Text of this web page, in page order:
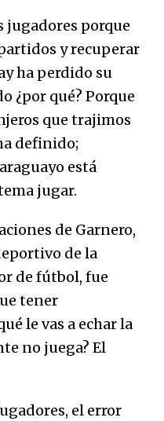
jugadores porque
y recuperar
ha perdido su
¿por qué? Porque
que trajimos
definido;
está
jugar.
de Garnero,
de la
de fútbol, fue
tener
le vas a echar la
no juega? El
el error